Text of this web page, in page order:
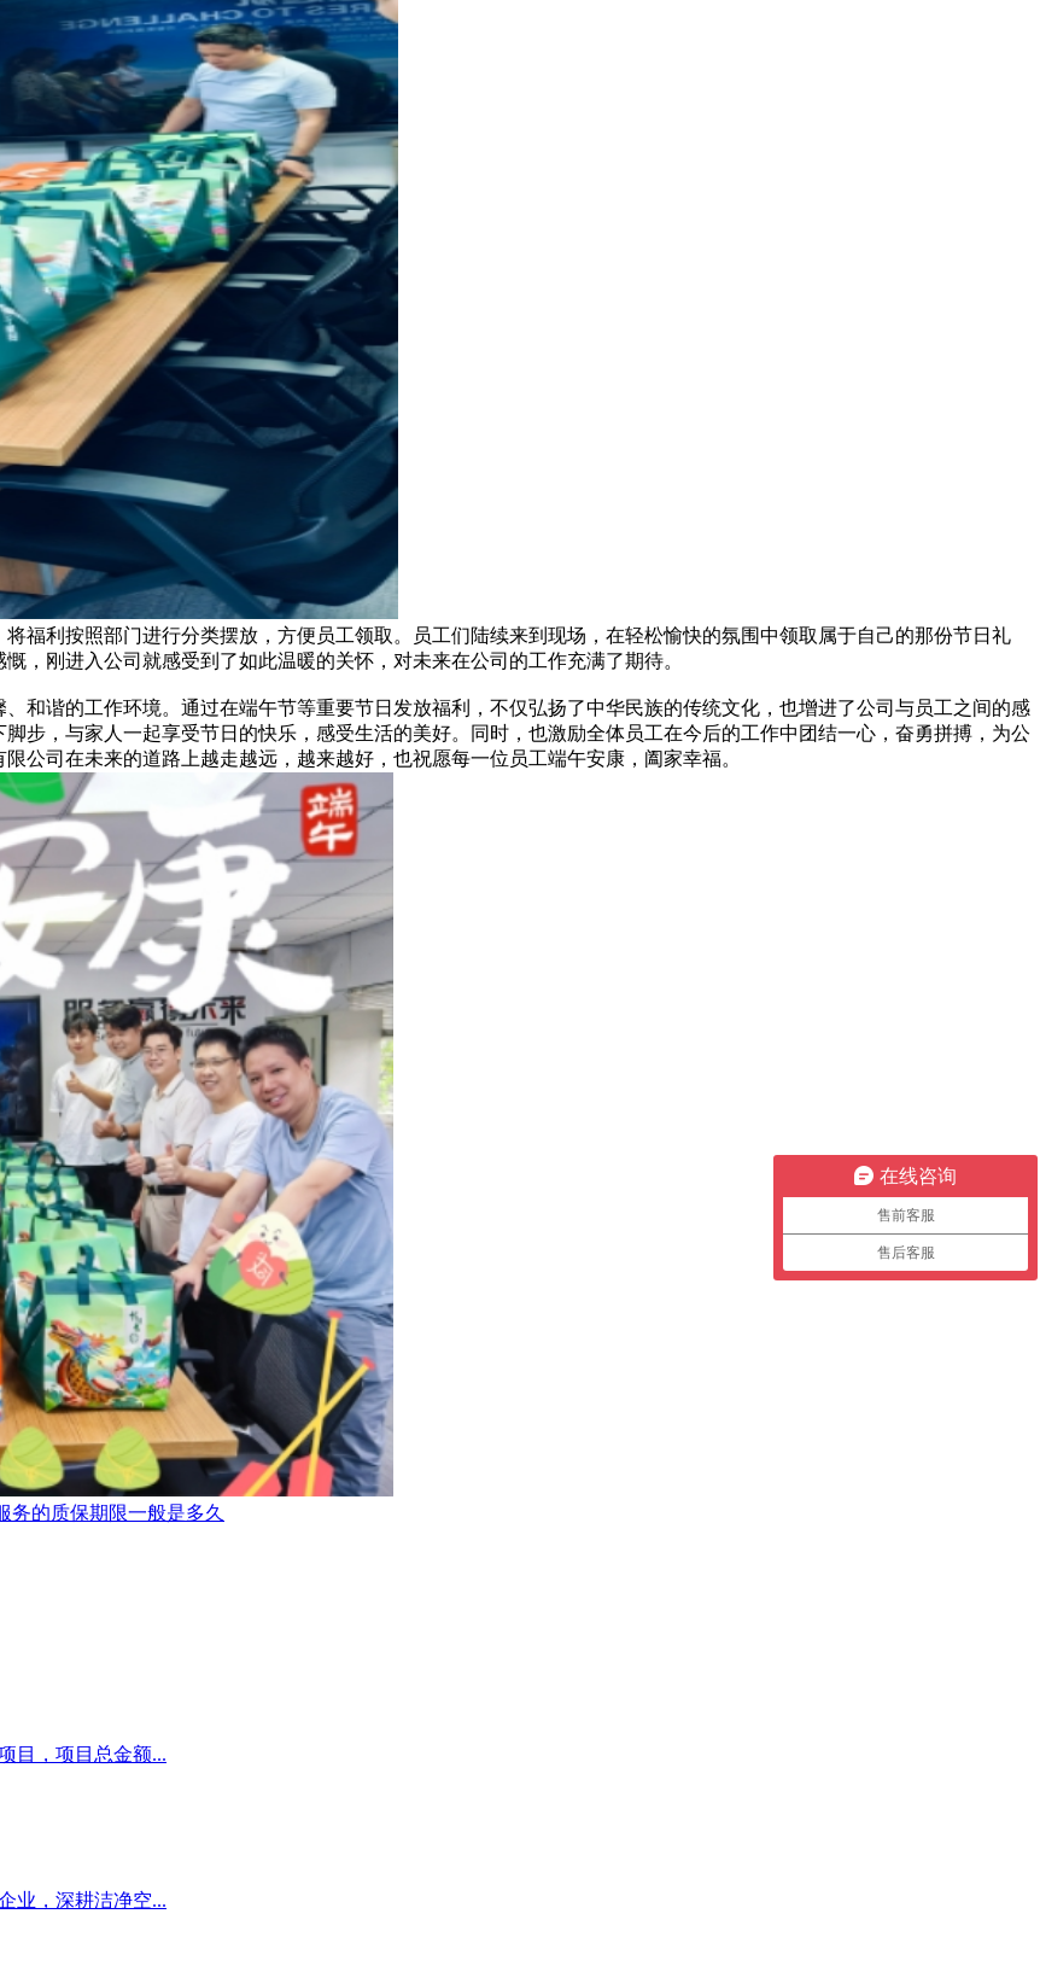
福利按照部门进行分类摆放，方便员工领取。员工们陆续来到现场，在轻松愉快的氛围中领取属于自己的那份节日礼
，刚进入公司就感受到了如此温暖的关怀，对未来在公司的工作充满了期待。
和谐的工作环境。通过在端午节等重要节日发放福利，不仅弘扬了中华民族的传统文化，也增进了公司与员工之间的感
步，与家人一起享受节日的快乐，感受生活的美好。同时，也激励全体员工在今后的工作中团结一心，奋勇拼搏，为公
公司在未来的道路上越走越远，越来越好，也祝愿每一位员工端午安康，阖家幸福。
务的质保期限一般是多久
目，项目总金额...
业，深耕洁净空...
在线咨询
售前客服
售后客服